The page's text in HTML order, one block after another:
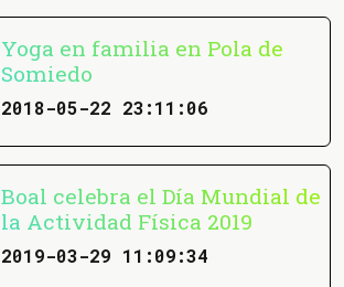
Yoga en familia en Pola de
Somiedo
2018-05-22 23:11:06
Boal celebra el Día Mundial de
la Actividad Física 2019
2019-03-29 11:09:34